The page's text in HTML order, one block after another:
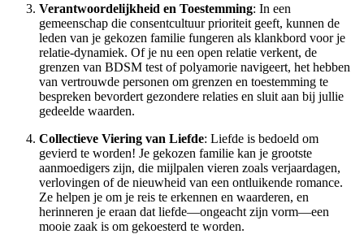
Verantwoordelijkheid en Toestemming: In een
gemeenschap die consentcultuur prioriteit geeft, kunnen de
leden van je gekozen familie fungeren als klankbord voor je
relatie-dynamiek. Of je nu een open relatie verkent, de
grenzen van BDSM test of polyamorie navigeert, het hebben
van vertrouwde personen om grenzen en toestemming te
bespreken bevordert gezondere relaties en sluit aan bij jullie
gedeelde waarden.
Collectieve Viering van Liefde: Liefde is bedoeld om
gevierd te worden! Je gekozen familie kan je grootste
aanmoedigers zijn, die mijlpalen vieren zoals verjaardagen,
verlovingen of de nieuwheid van een ontluikende romance.
Ze helpen je om je reis te erkennen en waarderen, en
herinneren je eraan dat liefde—ongeacht zijn vorm—een
mooie zaak is om gekoesterd te worden.